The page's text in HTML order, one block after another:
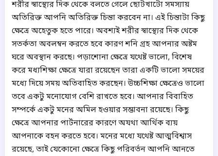
শরীর স্বাস্থ্যের দিক থেকে বলতে গেলে ছোটখাটো সমস্যায়
অতিরিক্ত আপনি অতিরিক্ত চিন্তা করবেন না। এই চিন্তাটা কিছু
ক্ষেত্রে অহেতুক হতে পারে। অবশ্যই শরীর স্বাস্থ্যের দিক থেকে
সতর্কতা অবলম্বন করতে হবে কারণ শনি গ্রহ আপনার অষ্টম
ঘরে অবস্থান করছে। পড়াশোনা ক্ষেত্রে যথেষ্ট ভালো, বিশেষ
করে মধ্যশিক্ষা ক্ষেত্রে যারা রয়েছেন তারা একটি ভালো সময়ের
মধ্যে দিয়ে সময় অতিবাহিত করছেন। উচ্চশিক্ষা ক্ষেত্রেও ভালো
তবে একটু মনোযোগ বেশি রাখতে হবে। আপনার বিবাহিত
সম্পর্কে একটু মনের অমিল হওয়ার সম্ভাবনা রয়েছে। কিছু
ক্ষেত্রে আপনার পার্টনারের কারণে অযথা আর্থিক ব্যয়
আপনাকে বহন করতে হবে। মনের মধ্যে যথেষ্ট আত্মবিশ্বাস
রয়েছে, তাই যেকোনো ক্ষেত্রে কিছু পরিবর্তন আপনি আনতে